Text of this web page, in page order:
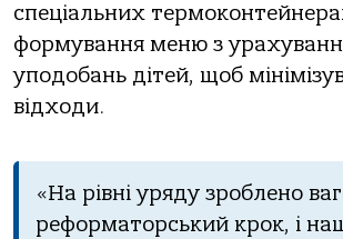
спеціальних
формування меню з
уподобань дітей, щоб
відходи.
«На рівні уряду зроблено
реформаторський крок, і